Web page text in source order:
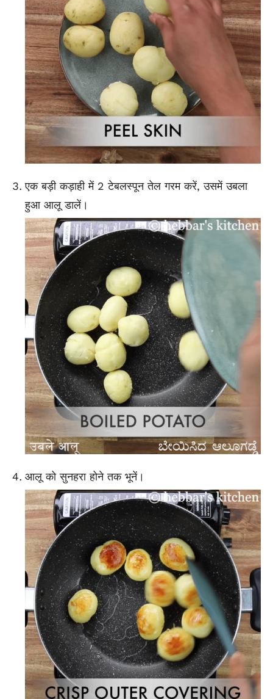
एक बड़ी कड़ाही में 2 टेबलस्पून तेल गरम करें, उसमें उबला
हुआ आलू डालें।
आलू को सुनहरा होने तक भूनें।